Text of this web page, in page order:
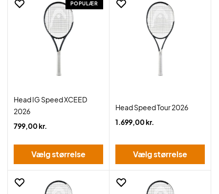
POPULÆR
Head IG Speed XCEED
2026
799,00 kr.
Vælg størrelse
Head Speed Tour 2026
1.699,00 kr.
Vælg størrelse